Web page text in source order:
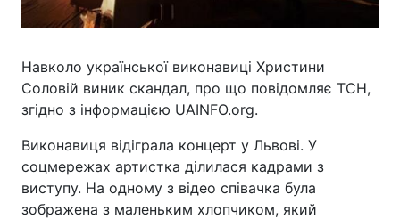
Навколо української виконавиці Христини
Соловій виник скандал, про що повідомляє ТСН,
згідно з інформацією UAINFO.org.
Виконавиця відіграла концерт у Львові. У
соцмережах артистка ділилася кадрами з
виступу. На одному з відео співачка була
зображена з маленьким хлопчиком, який